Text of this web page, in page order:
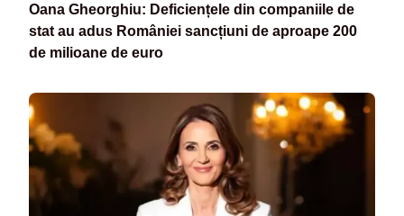
Oana Gheorghiu: Deficiențele din companiile de
stat au adus României sancțiuni de aproape 200
de milioane de euro